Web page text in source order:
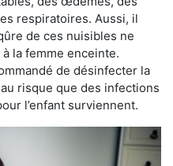
respiratoires. Aussi, il
de ces nuisibles ne
la femme enceinte.
de désinfecter la
risque que des infections
l’enfant surviennent.